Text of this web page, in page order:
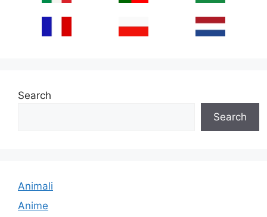
Search
Search
Animali
Anime